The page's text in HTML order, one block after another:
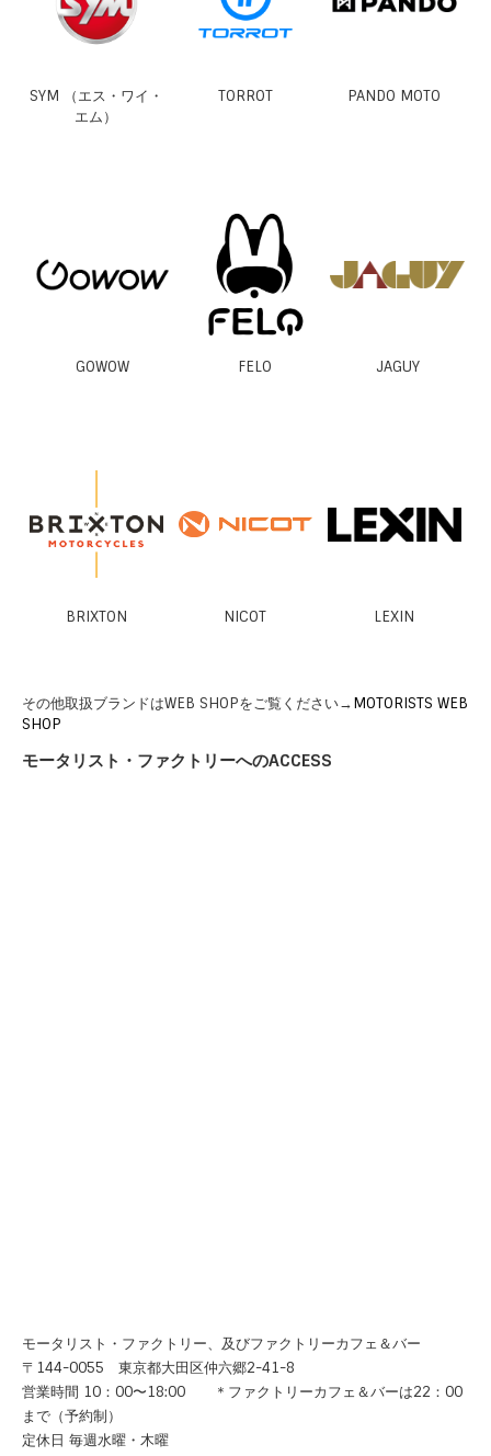
SYM （エス・ワイ・
エム）
TORROT PANDO MOTO
GOWOW FELO JAGUY
BRIXTON NICOT LEXIN
その他取扱ブランドはWEB SHOPをご覧ください→MOTORISTS WEB
SHOP
モータリスト・ファクトリーへのACCESS
モータリスト・ファクトリー、及びファクトリーカフェ＆バー
〒144-0055 東京都大田区仲六郷2-41-8
営業時間 10：00〜18:00 ＊ファクトリーカフェ＆バーは22：00
まで（予約制）
定休日 毎週水曜・木曜